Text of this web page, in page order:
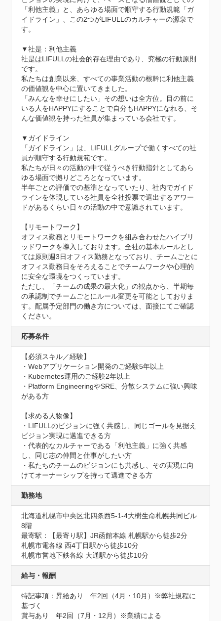
「利他主義」と、あらゆる場面で順守する行動規範「ガ
イドライン」、この2つがLIFULLのカルチャーの源泉で
す。
▼社是：利他主義
社是はLIFULLの社会的存在理由であり、究極の行動原則
です。
私たちは創業以来、すべての事業活動の根幹に利他主義
の価値観を中心に置いてきました。
「みんなを幸せにしたい」その想いは全方位。目の前に
いる人をHAPPYにすることで自分もHAPPYになれる、そ
んな価値観を持った社員が集まっている会社です。
▼ガイドライン
「ガイドライン」は、LIFULLグループで働くすべての社
員が順守する行動規範です。
私たちが日々の活動の中で従うべき行動指針としてあら
ゆる場面で拠りどころとなっています。
半年ごとの評価での基準となっていたり、社内でガイド
ラインを体現している社員を全社投票で選出するアワー
ドがあるくらい日々の活動の中で意識されています。
【リモートワーク】
オフィス勤務とリモートワークを組み合わせたハイブリ
ッドワークを導入しております。全社の基本ルールとし
ては原則週3日オフィス勤務となっており、チームごとに
オフィス勤務日をそろえることでチームワークや心理的
に安全な環境をつくっています。
ただし、「チームの成果の最大化」の観点から、半期毎
の承認制でチームごとにルール変更を可能としておりま
す。配属予定部門の働き方については、面接にてご確認
ください。
応募条件
【必須スキル／経験】
・Webアプリケーション開発のご経験5年以上
・Kubernetes運用のご経験2年以上
・Platform EngineeringやSRE、分散システムに強い興味
がある方
【求める人物像】
・LIFULLのビジョンに強く共感し、同じゴールを見据え
ビジョン実現に邁進できる方
・代表的なカルチャーである「利他主義」に強く共感
し、同じ志の仲間と仕事がしたい方
・私たちのチームのビジョンにも共感し、その実現に向
けてオーナーシップを持って邁進できる方
勤務地
北海道札幌市中央区北四条西5-1-4大樹生命札幌共同ビル
8階
最寄駅：【最寄り駅】JR函館本線 札幌駅から徒歩2分
札幌市電各線 西4丁目駅から徒歩10分
札幌市営地下鉄各線 大通駅から徒歩10分
給与・報酬
特記事項：昇給あり　年2回（4月・10月）※弊社規程に
基づく
賞与あり　年2回（7月・12月）※業績による